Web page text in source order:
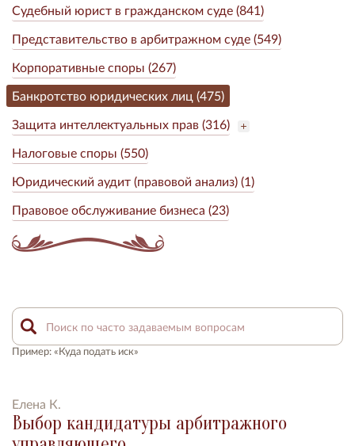
Судебный юрист в гражданском суде (841)
Представительство в арбитражном суде (549)
Корпоративные споры (267)
Банкротство юридических лиц (475)
Защита интеллектуальных прав (316)
Налоговые споры (550)
Юридический аудит (правовой анализ) (1)
Правовое обслуживание бизнеса (23)
Пример: «Куда подать иск»
Елена К.
Выбор кандидатуры арбитражного